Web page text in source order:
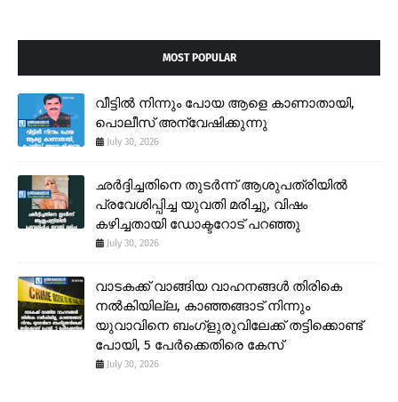
MOST POPULAR
വീട്ടിൽ നിന്നും പോയ ആളെ കാണാതായി,
പൊലീസ് അന്വേഷിക്കുന്നു
July 30, 2026
ഛർദ്ദിച്ചതിനെ തുടർന്ന് ആശുപത്രിയിൽ
പ്രവേശിപ്പിച്ച യുവതി മരിച്ചു, വിഷം
കഴിച്ചതായി ഡോക്ടറോട് പറഞ്ഞു
July 30, 2026
വാടകക്ക് വാങ്ങിയ വാഹനങ്ങൾ തിരികെ
നൽകിയില്ല, കാഞ്ഞങ്ങാട് നിന്നും
യുവാവിനെ ബംഗ്ളുരുവിലേക്ക് തട്ടിക്കൊണ്ട്
പോയി, 5 പേർക്കെതിരെ കേസ്
July 30, 2026